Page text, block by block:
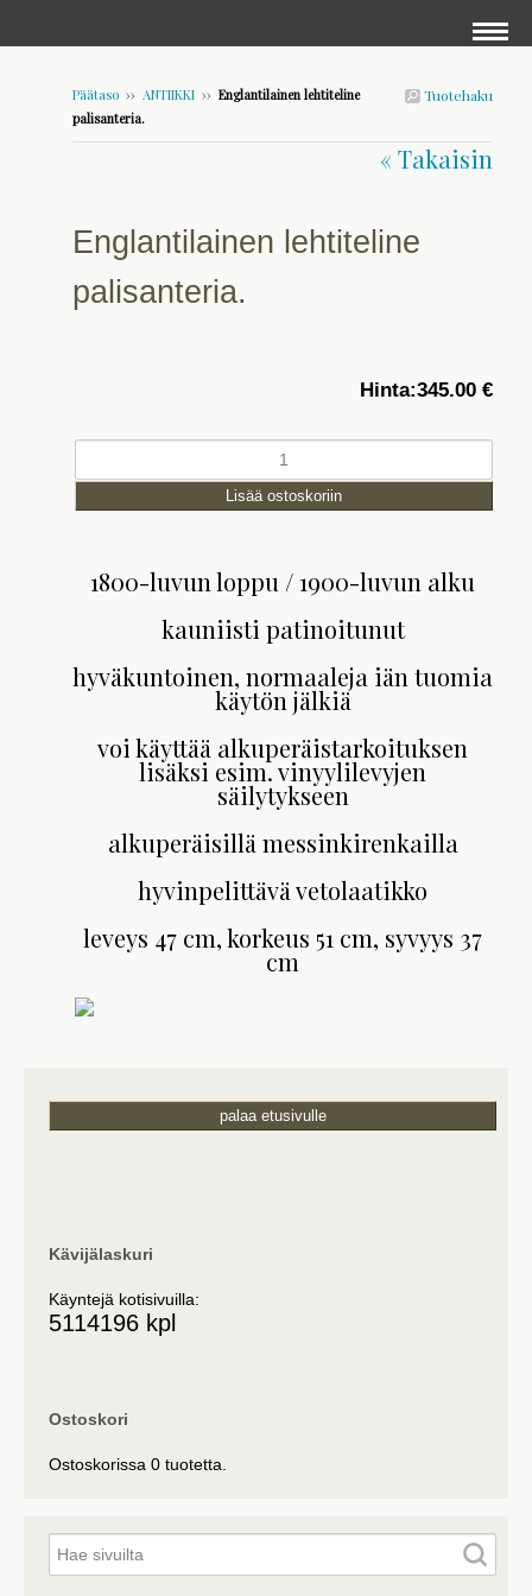
Tuotehaku
Päätaso ›› ANTIIKKI ›› Englantilainen lehtiteline
palisanteria.
« Takaisin
Englantilainen lehtiteline
palisanteria.
Hinta:345.00 €
1800-luvun loppu / 1900-luvun alku
kauniisti patinoitunut
hyväkuntoinen, normaaleja iän tuomia
käytön jälkiä
voi käyttää alkuperäistarkoituksen
lisäksi esim. vinyylilevyjen
säilytykseen
alkuperäisillä messinkirenkailla
hyvinpelittävä vetolaatikko
leveys 47 cm, korkeus 51 cm, syvyys 37
cm
palaa etusivulle
Kävijälaskuri
Käyntejä kotisivuilla:
5114196 kpl
Ostoskori
Ostoskorissa 0 tuotetta.